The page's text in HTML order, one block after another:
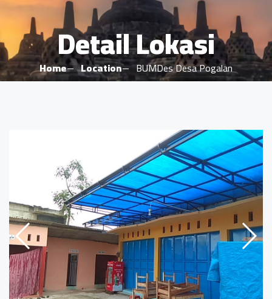
Detail Lokasi
Home Location BUMDes Desa Pogalan